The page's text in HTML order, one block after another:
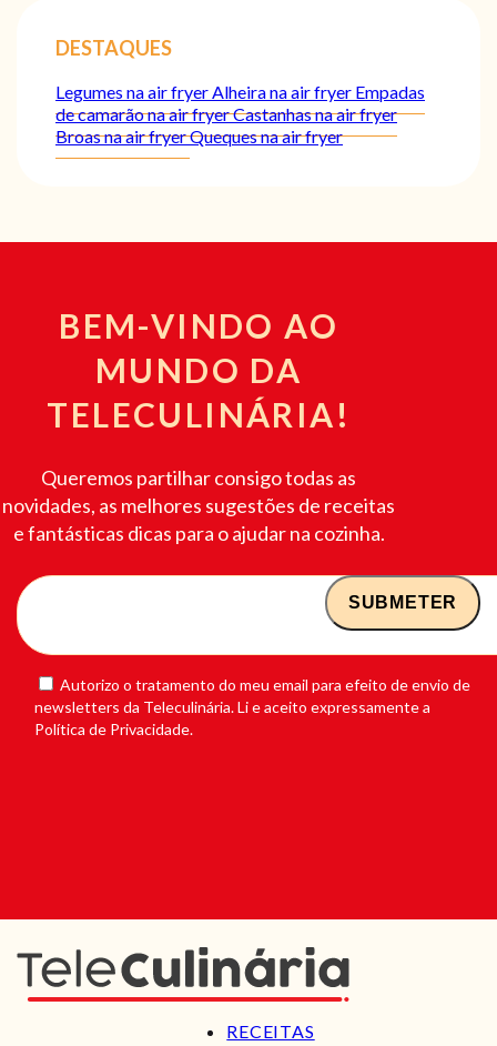
DESTAQUES
Legumes na air fryerAlheira na air fryer Empadas
de camarão na air fryerCastanhas na air fryer
Broas na air fryerQueques na air fryer
BEM-VINDO AO
MUNDO DA
TELECULINÁRIA!
Queremos partilhar consigo todas as
novidades, as melhores sugestões de receitas
e fantásticas dicas para o ajudar na cozinha.
Autorizo o tratamento do meu email para efeito de envio de
newsletters da Teleculinária. Li e aceito expressamente a
Política de Privacidade.
RECEITAS